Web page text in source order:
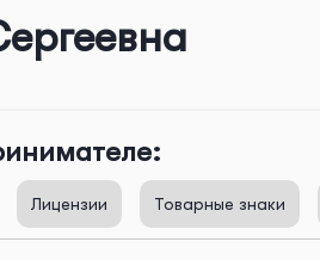
Лицензии Товарные знаки